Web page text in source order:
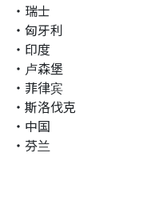
・瑞士
・匈牙利
・印度
・卢森堡
・菲律宾
・斯洛伐克
・中国
・芬兰